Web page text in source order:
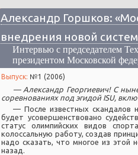
Александр Горшков:
внедрения новой
Интервью с председателем
президентом Московской
Выпуск: №1 (2006)
— Александр Георгиевич! С
соревнованиях под эгидой ISU,
— После известных скандалов
будет усовершенствовано
статус олимпийских видов
колоссальную работу, создав
надо сказать, что многое из этой
назад.